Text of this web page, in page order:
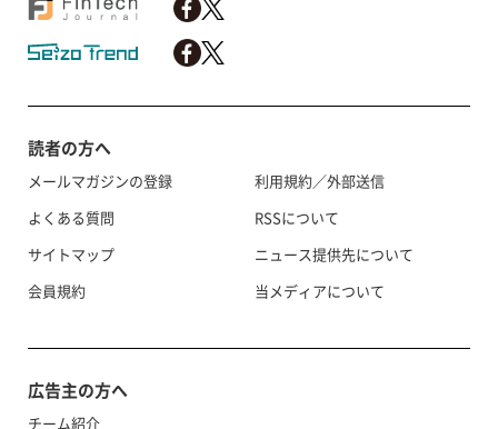
読者の方へ
メールマガジンの登録
よくある質問
サイトマップ
会員規約
利用規約／外部送信
RSSについて
ニュース提供先について
当メディアについて
広告主の方へ
チーム紹介